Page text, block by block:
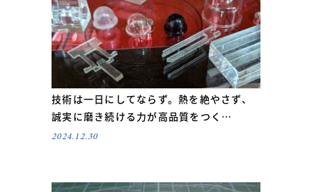
技術は一日にしてならず。熱を絶やさず、
誠実に磨き続ける力が高品質をつく…
2024.12.30